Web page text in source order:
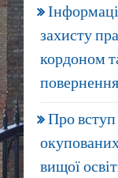
захисту
кордоном
Про вступ
вищої